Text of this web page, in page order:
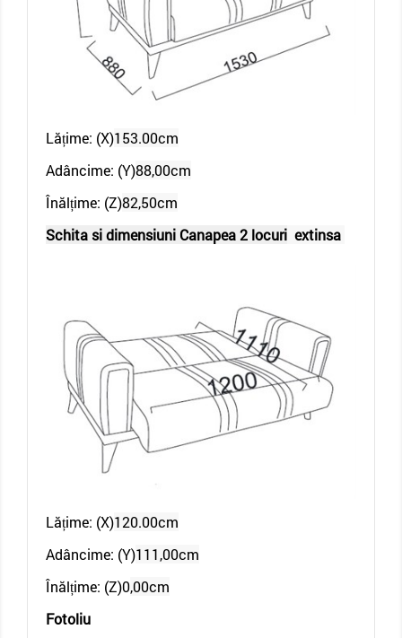
Lățime: (X)153.00cm
Adâncime: (Y)88,00cm
Înălțime: (Z)82,50cm
Schita si dimensiuni Canapea 2 locuri extinsa
Lățime: (X)120.00cm
Adâncime: (Y)111,00cm
Înălțime: (Z)0,00cm
Fotoliu